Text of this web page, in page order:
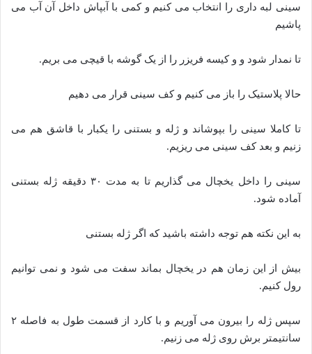
سینی لبه داری را انتخاب می کنیم و کمی با آبپاش داخل آن آب می
پاشیم
تا نمدار شود و و کیسه فریزر را از یک گوشه با قیچی می بریم.
حالا پلاستیک را باز می کنیم و کف سینی قرار می دهیم
تا کاملا سینی را بپوشاند و ژله و بستنی را یکبار با قاشق هم می
زنیم و بعد کف سینی می ریزیم.
سینی را داخل یخچال می گذاریم تا به مدت ۳۰ دقیقه ژله بستنی
آماده شود.
به این نکته هم توجه داشته باشید که اگر ژله بستنی
بیش از این زمان هم در یخچال بماند سفت می شود و نمی توانیم
رول کنیم.
سپس ژله را بیرون می آوریم و با کارد از قسمت طول به فاصله ۲
سانتیمتر برش روی ژله می زنیم.